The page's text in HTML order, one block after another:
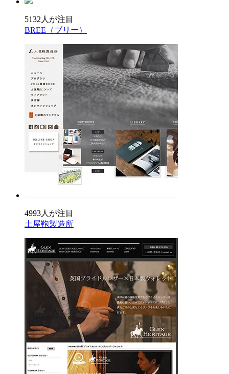
5132人が注目
BREE（ブリー）
4993人が注目
土屋鞄製造所